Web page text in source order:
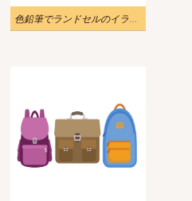
色鉛筆でランドセルのイラスト